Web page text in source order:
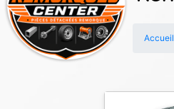
Accueil